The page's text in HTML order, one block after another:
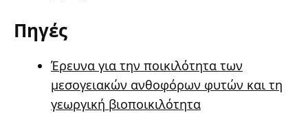
Πηγές
Έρευνα για την ποικιλότητα των
μεσογειακών ανθοφόρων φυτών και τη
γεωργική βιοποικιλότητα